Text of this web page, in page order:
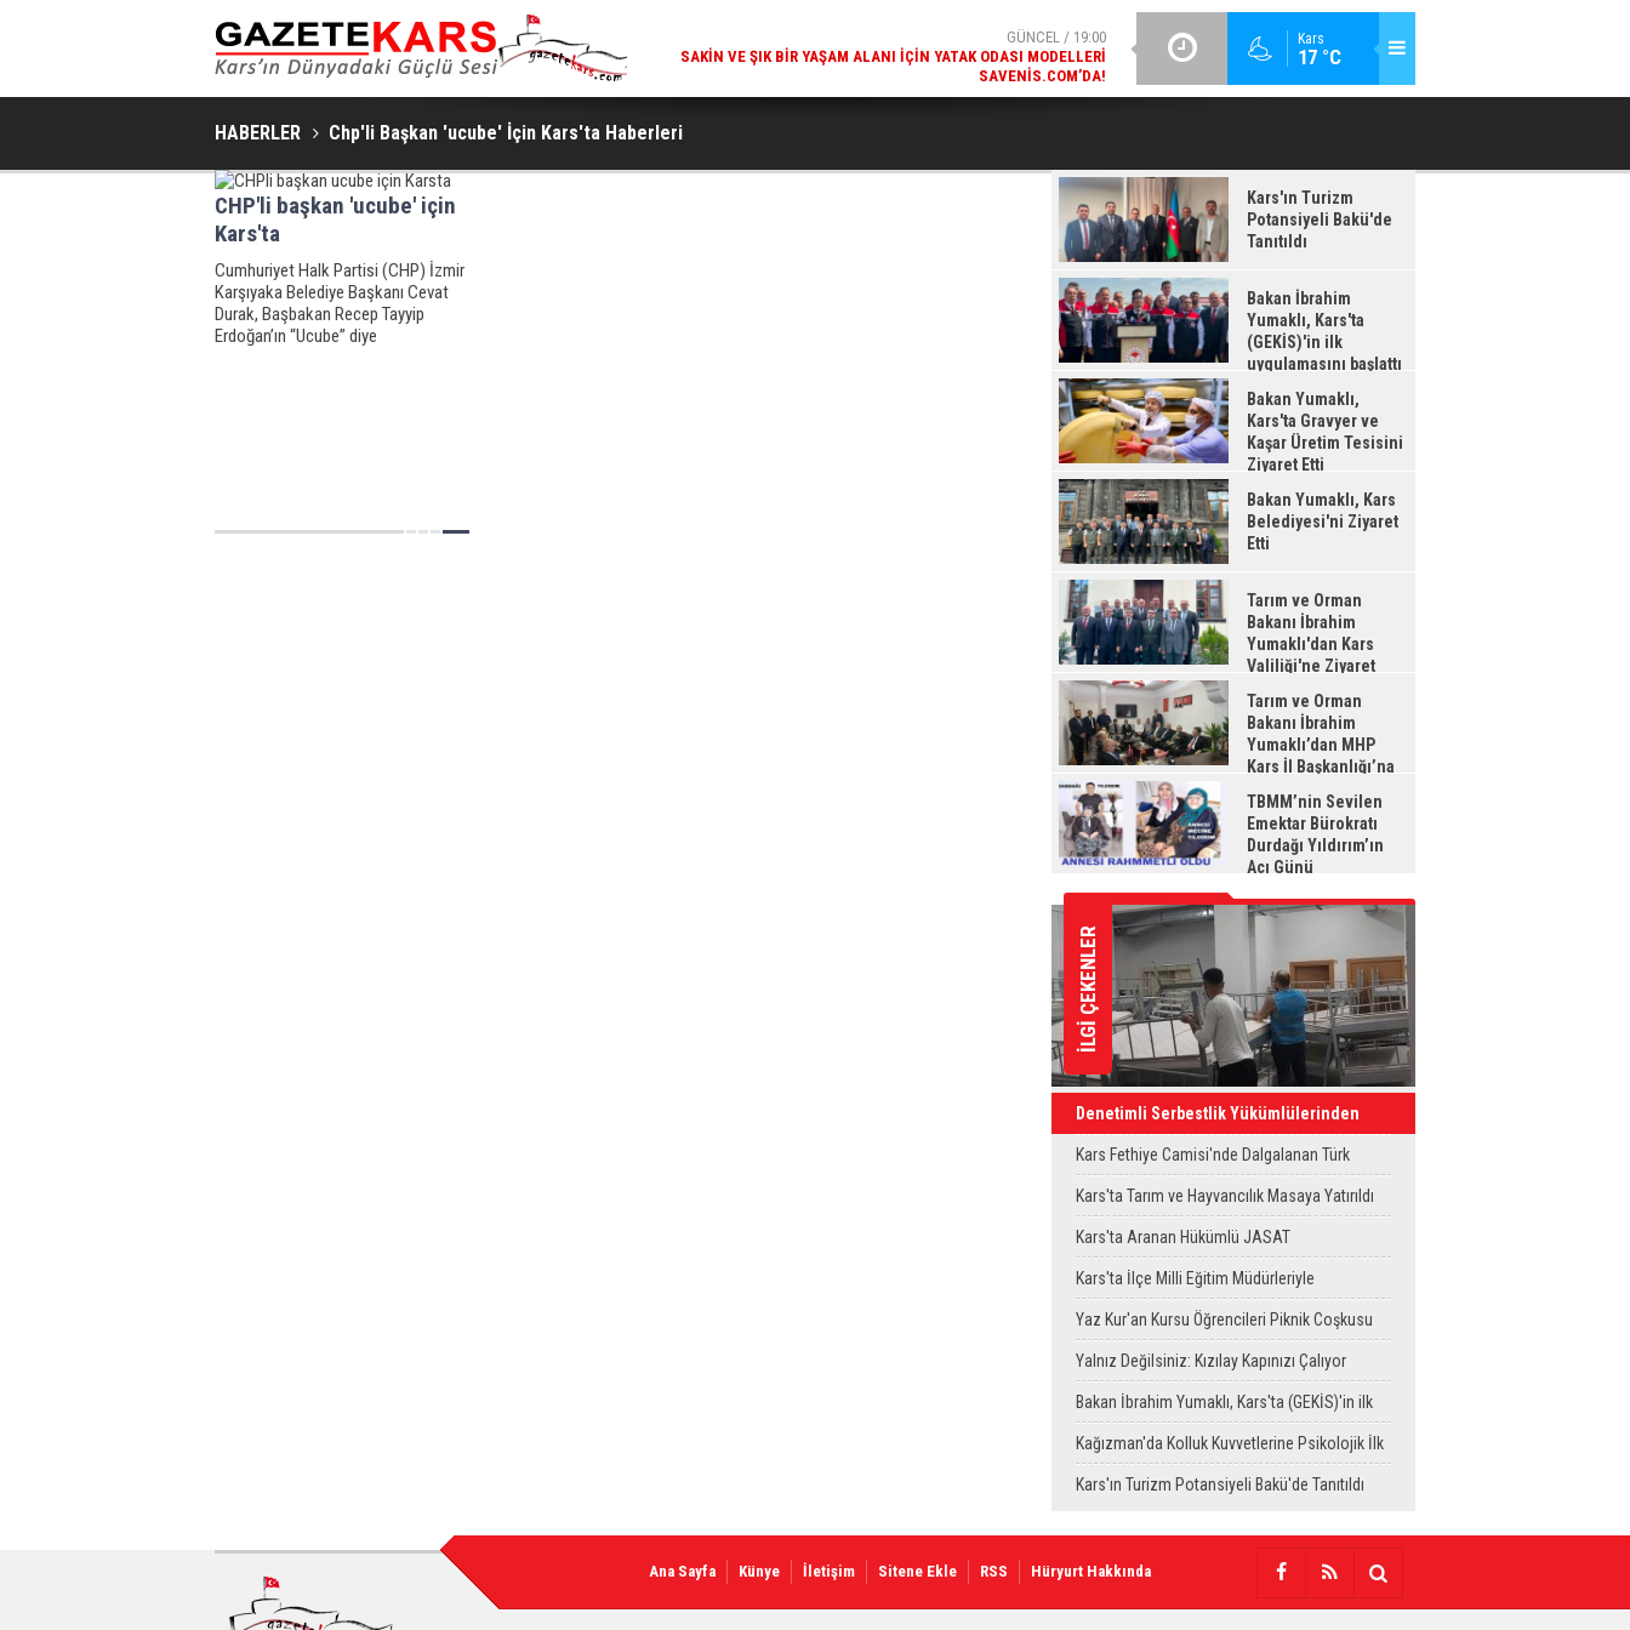
Kars
17 °C
SAKIN VE ŞIK BIR YAŞAM ALANI İÇIN YATAK ODASI MODELLERI
SAVENIS.COM’DA!
GÜNCEL / 18:38
BAKAN İBRAHIM YUMAKLI, KARS'TA (GEKİS)'IN ILK
HABERLER Chp'li Başkan 'ucube' İçin Kars'ta Haberleri
CHP'li başkan 'ucube' için
Kars'ta
Cumhuriyet Halk Partisi (CHP) İzmir
Karşıyaka Belediye Başkanı Cevat
Durak, Başbakan Recep Tayyip
Erdoğan’ın “Ucube” diye
Kars'ın Turizm
Potansiyeli Bakü'de
Tanıtıldı
Bakan İbrahim
Yumaklı, Kars'ta
(GEKİS)'in ilk
uygulamasını başlattı
Bakan Yumaklı,
Kars'ta Gravyer ve
Kaşar Üretim Tesisini
Ziyaret Etti
Bakan Yumaklı, Kars
Belediyesi'ni Ziyaret
Etti
Tarım ve Orman
Bakanı İbrahim
Yumaklı'dan Kars
Valiliği'ne Ziyaret
Tarım ve Orman
Bakanı İbrahim
Yumaklı’dan MHP
Kars İl Başkanlığı’na
Ziyaret
TBMM’nin Sevilen
Emektar Bürokratı
Durdağı Yıldırım’ın
Acı Günü
İLGİ ÇEKENLER
Denetimli Serbestlik Yükümlülerinden
Okula Temizlik Desteği
Kars Fethiye Camisi'nde Dalgalanan Türk
Bayrağı Görenlerin Beğenisini Topladı
Kars'ta Tarım ve Hayvancılık Masaya Yatırıldı
Kars'ta Aranan Hükümlü JASAT
Operasyonuyla Yakalandı
Kars'ta İlçe Milli Eğitim Müdürleriyle
Değerlendirme Toplantısı
Yaz Kur'an Kursu Öğrencileri Piknik Coşkusu
Yaşadı
Yalnız Değilsiniz: Kızılay Kapınızı Çalıyor
Bakan İbrahim Yumaklı, Kars'ta (GEKİS)'in ilk
uygulamasını başlattı
Kağızman'da Kolluk Kuvvetlerine Psikolojik İlk
Yardım Eğitimi
Kars'ın Turizm Potansiyeli Bakü'de Tanıtıldı
Ana Sayfa Künye İletişim Sitene Ekle RSS Hüryurt Hakkında